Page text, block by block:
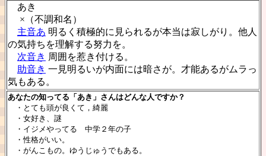
あき
×（不調和名）
主音あ 明るく積極的に見られるが本当は寂しがり。他人
の気持ちを理解する努力を。
次音き 周囲を惹き付ける。
助音き 一見明るいが内面には暗さが。才能あるがムラっ
気もある。
あなたの知ってる「あき」さんはどんな人ですか？
・とても頭が良くて，綺麗
・女好き、謎
・イジメやってる 中学２年の子
・性格がいい。
・がんこもの。ゆうじゅうでもある。